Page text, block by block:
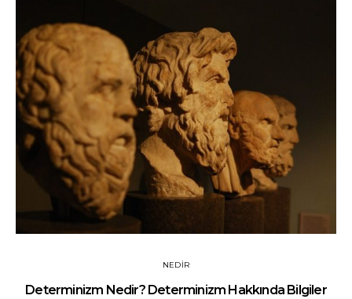
NEDIR
Determinizm Nedir? Determinizm Hakkında Bilgiler